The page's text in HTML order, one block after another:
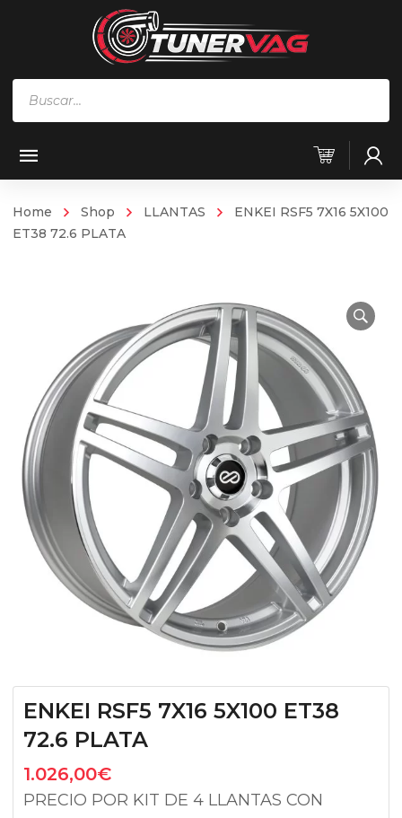
Home Shop LLANTAS
ENKEI RSF5 7X16 5X100
ET38 72.6 PLATA
ENKEI RSF5 7X16 5X100 ET38
72.6 PLATA
1.026,00€
PRECIO POR KIT DE 4 LLANTAS CON